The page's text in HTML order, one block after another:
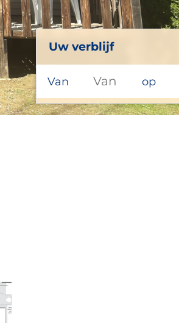
Uw verblijf
Van op